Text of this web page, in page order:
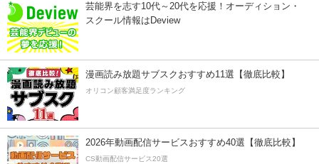
芸能界を志す10代～20代を応援！オーディション・
スクール情報はDeview
漫画読み放題サブスクおすすめ11選【徹底比較】
オリコン顧客満足度ランキング
2026年動画配信サービスおすすめ40選【徹底比較】
CS動画配信サービス20選